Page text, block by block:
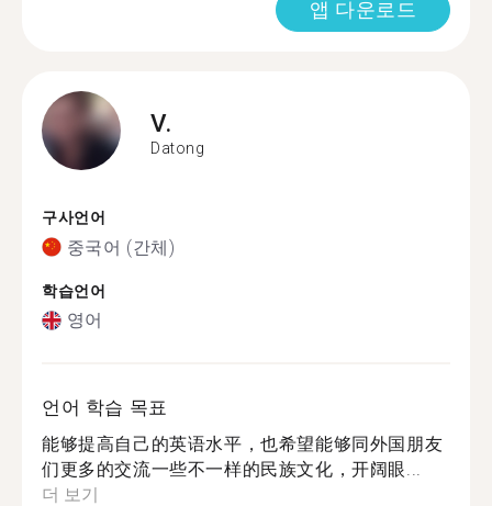
앱 다운로드
V.
Datong
구사언어
중국어 (간체)
학습언어
영어
언어 학습 목표
能够提高自己的英语水平，也希望能够同外国朋友
们更多的交流一些不一样的民族文化，开阔眼...
더 보기